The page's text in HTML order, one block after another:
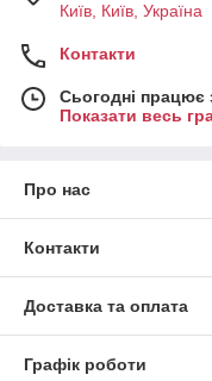
Київ, Київ, Україна
Контакти
Сьогодні працює
Показати весь
Про нас
Контакти
Доставка та оплата
Графік роботи